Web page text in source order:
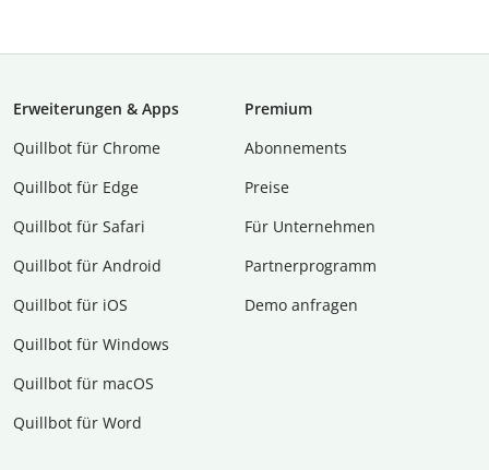
Erweiterungen & Apps
Quillbot für Chrome
Quillbot für Edge
Quillbot für Safari
Quillbot für Android
Quillbot für iOS
Quillbot für Windows
Quillbot für macOS
Quillbot für Word
Premium
Abon­ne­ments
Preise
Für Unternehmen
Partnerprogramm
Demo anfragen